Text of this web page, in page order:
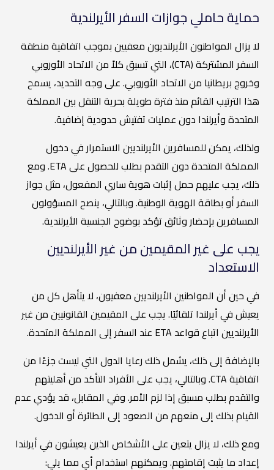
حماية حاملي جوازات السفر الأيرلندية
لا يزال المواطنون الأيرلنديون معفيين بموجب اتفاقية منطقة
السفر المشتركة (CTA)، التي تسبق كلاً من الاتحاد الأوروبي
وخروج بريطانيا من الاتحاد الأوروبي. على وجه التحديد، يسمح
هذا الترتيب القائم منذ فترة طويلة بحرية التنقل بين المملكة
المتحدة وأيرلندا دون عمليات تفتيش حدودية إضافية.
ولذلك، يمكن للمسافرين الأيرلنديين الاستمرار في دخول
المملكة المتحدة دون التقدم بطلب للحصول على ETA. ومع
ذلك، يجب عليهم حمل إثبات هوية ساري المفعول، مثل جواز
السفر أو بطاقة الهوية الوطنية. وبالتالي، ينصح المسؤولون
المسافرين بإحضار وثائق تؤكد بوضوح الجنسية الأيرلندية.
يجب على غير المقيمين من غير الأيرلنديين
الاستعداد
في حين أن المواطنين الأيرلنديين معفيون، لا يتأهل كل من
يعيش في أيرلندا تلقائيًا. يجب على المقيمين القانونيين من غير
الأيرلنديين اتباع قواعد ETA عند السفر إلى المملكة المتحدة.
بالإضافة إلى ذلك، يشمل ذلك رعايا الدول التي ليست جزءًا من
اتفاقية CTA. وبالتالي، يجب على الأفراد التأكد من أهليتهم
والتقدم بطلب مسبق إذا لزم الأمر. وفي المقابل، قد يؤدي عدم
القيام بذلك إلى منعهم من الصعود إلى الطائرة أو الدخول.
ومع ذلك، لا يزال يتعين على الأشخاص الذين يعيشون في أيرلندا
إعداد ما يثبت إقامتهم. ويمكنهم استخدام أي مما يلي: